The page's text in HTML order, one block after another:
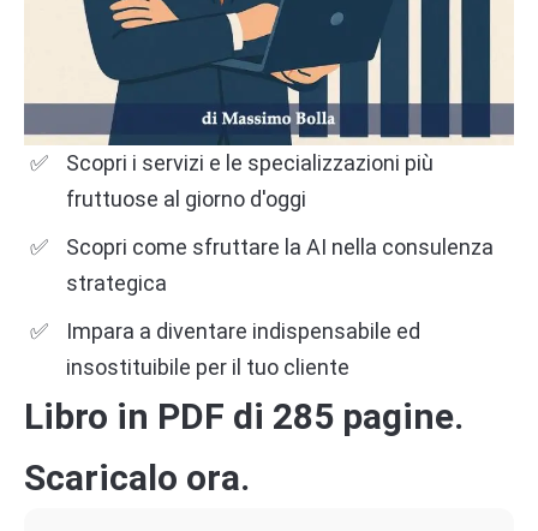
Multispecializzazione
Oggi lo Studio che cresce è quello che offre più
competenze integrate. Un collaboratore che, oltre
alla contabilità, sappia occuparsi anche di:
Controllo di gestione
Consulenza per bandi e agevolazioni
Analisi dei costi e marginalità
porta allo Studio non solo supporto operativo
anche nuove fonti di ricavi.
Scopri i servizi e le specializzazioni più
fruttuose al giorno d'oggi
Scopri come sfruttare la AI nella consulenza
strategica
Impara a diventare indispensabile ed
insostituibile per il tuo cliente
Libro in PDF di 285 pagine.
Scaricalo ora.